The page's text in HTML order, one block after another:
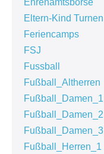
Ehrenamtsbörse
Eltern-Kind Turnen
Feriencamps
FSJ
Fussball
Fußball_Altherren
Fußball_Damen_1
Fußball_Damen_2
Fußball_Damen_3
Fußball_Herren_1